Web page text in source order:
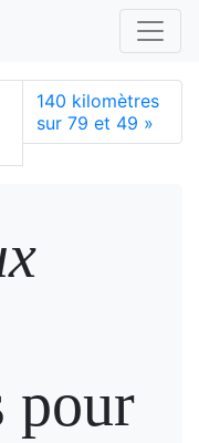
140 kilomètres
sur 79 et 49 »
pour